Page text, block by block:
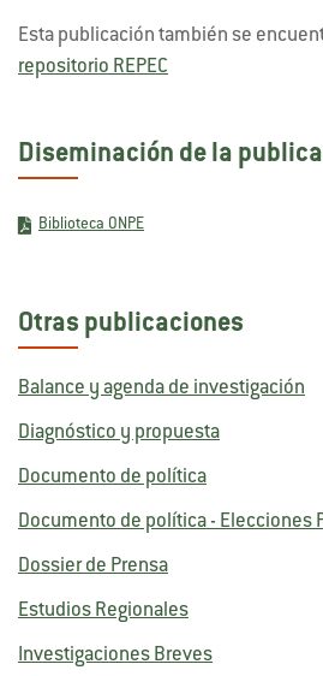
Esta publicación también se
repositorio REPEC
Diseminación de la
Biblioteca ONPE
Otras publicaciones
Balance y agenda de investigación
Diagnóstico y propuesta
Documento de política
Documento de política - Elecciones
Dossier de Prensa
Estudios Regionales
Investigaciones Breves